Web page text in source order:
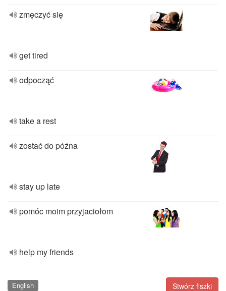
zmęczyć się
get tired
odpocząć
take a rest
zostać do późna
stay up late
pomóc moim przyjaciołom
help my friends
Stwórz fiszki
English